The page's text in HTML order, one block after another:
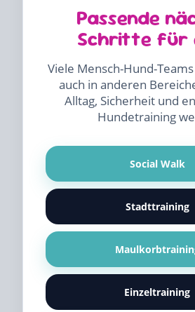
Passende
Schritte für
Viele Mensch-Hund-
auch in anderen
Alltag, Sicherheit und
Hundetraining
Social Walk
Stadttraining
Einzeltraining